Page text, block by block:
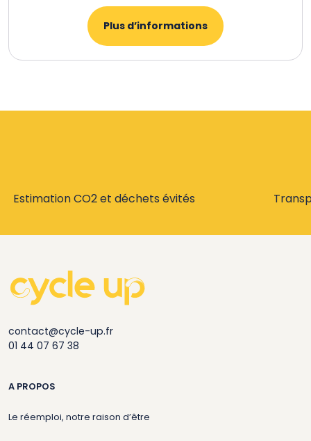
Plus d’informations
Estimation CO2 et déchets évités
contact@cycle-up.fr
01 44 07 67 38
A PROPOS
Le réemploi, notre raison d’être